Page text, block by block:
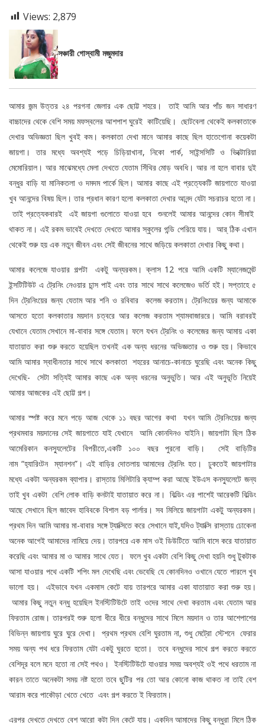
Views: 2,879
সঞ্চারী গোস্বামী মজুমদার
আমার জন্ম উত্তর ২৪ পরগনা জেলার এক ছোট্ট শহরে। তাই আমি আর পাঁচ জন সাধারণ
বাচ্চাদের থেকে বেশি সময় মফস্বলের আশপাশ ঘুরেই কাটিয়েছি। ছোটবেলা থেকেই কলকাতাকে
দেখার অভিজ্ঞতা ছিল খুবই কম। কলকাতা দেখা মানে আমার কাছে ছিল হাতেগোনা কয়েকটা
জায়গা। তার মধ্যে অবশ্যই পড়ে চিড়িয়াখানা, নিকো পার্ক, সাইন্সসিটি ও ভিক্টোরিয়া
মেমোরিয়াল। আর মাঝেমধ্যে মেলা দেখতে যেতাম সিঁথির মোড় অবধি। আর না হলে বাবার দুই
বন্ধুর বাড়ি যা মানিকতলা ও দমদম পার্কে ছিল। আমার কাছে এই প্রত্যেকটি জায়গাতে যাওয়া
খুব আনন্দের বিষয় ছিল। তার প্রধান কারণ হলো কলকাতা দেখার আনন্দ যেটা সচরাচর হতো না।
তাই প্রত্যেকবারই এই জায়গা গুলোতে যাওয়া হবে শুনলেই আমার আনন্দের কোন সীমাই
থাকত না। এই রকম ভাবেই দেখতে দেখতে আমার স্কুলের গন্ডি পেরিয়ে যায়। আর্ ঠিক এখান
থেকেই শুরু হয় এক নতুন জীবন এবং সেই জীবনের সাথে জড়িয়ে কলকাতা দেখার কিছু কথা।
আমার কলেজে যাওয়ার গল্পটা একটু অন্যরকম। ক্লাস 12 পরে আমি একটি ম্যানেজমেন্ট
ইন্সটিটিউট এ ট্রেনিং নেওয়ার চান্স পাই এবং তার সাথে সাথে কলেজেও ভর্তি হই। সপ্তাহে ৫
দিন ট্রেনিংয়ের জন্য যেতাম আর শনি ও রবিবার কলেজ করতাম। ট্রেনিংয়ের জন্য আমাকে
আসতে হতো কলকাতার ময়দান চত্বরে আর কলেজ করতাম শ্যামবাজাররে। আমি বরাবরই
যেখানে যেতাম সেখানে মা-বাবার সঙ্গে যেতাম। ফলে যখন ট্রেনিং ও কলেজের জন্য আমায় একা
যাতায়াত করা শুরু করতে হয়েছিল তখনই এক অন্য ধরনের অভিজ্ঞতার ও শুরু হয়। কিভাবে
আমি আমার স্বাধীনতার সাথে সাথে কলকাতা শহরের আনাচে-কানাচে ঘুরেছি এবং অনেক কিছু
দেখেছি- সেটা সত্যিই আমার কাছে এক অন্য ধরনের অনুভুতি। আর এই অনুভূতি নিয়েই
আমার আজকের এই ছোট্ট গল্প।
আমার স্পষ্ট করে মনে পড়ে আজ থেকে ১১ বছর আগের কথা যখন আমি ট্রেনিংয়ের জন্য
প্রথমবার ময়দানের সেই জায়গাতে যাই যেখানে আমি কোনদিনও যাইনি। জায়গাটা ছিল ঠিক
আমেরিকান কনস্যুলেটের বিপরীতে,একটি ১০০ বছর পুরনো বাড়ি। সেই বাড়িটির
নাম “হ‍্যারিংটন ম্যানশন”। এই বাড়ির দোতলায় আমাদের ট্রেনিং হত। ঢুকতেই জায়গাটার
মধ্যে একটা অন্যরকম ব্যাপার। রাস্তায় মিলিটারি ক্যাম্প করা আছে ইউএস কনস্যুলেটে জন্য
তাই খুব একটা বেশি লোক বাড়ি কনটাই যাতায়াত করে না। বিল্ডিং এর পাশেই আরেকটি বিল্ডিং
আছে সেখানে ছিল জাবেদ হাবিবকে বিশাল বড় পার্লার। সব মিলিয়ে জায়গাটা একটু অন্যরকম।
প্রথম দিন আমি আমার মা-বাবার সঙ্গে ট্যাক্সিতে করে সেখানে যাই,যদিও ট্যাক্সি রাস্তায় ঢোকেনা
অনেক আগেই আমাদের নামিয়ে দেয়। তারপরে এক মাস ওই ডিউটিতে আমি বাসে করে যাতায়াত
করেছি এবং আমার মা ও আমার সাথে যেত। ফলে খুব একটা বেশি কিছু দেখা হয়নি শুধু টুকটাক
আসা যাওয়ার পথে একটি শপিং মল দেখেছি এবং ভেবেছি যে কোনদিনও ওখানে যেতে পারলে খুব
ভালো হয়। এইভাবে যখন একমাস কেটে যায় তারপরে আমার একা যাতায়াত করা শুরু হয়।
আমার কিছু নতুন বন্ধু হয়েছিল ইনস্টিটিউটে তাই ওদের সাথে দেখা করতাম এবং যেতাম আর
ফিরতাম রোজ। তারপরই শুরু হলো ধীরে ধীরে বন্ধুদের সাথে মিলে ময়দান ও তার আশেপাশের
বিভিন্ন জায়গায় ঘুরে ঘুরে দেখা। প্রথম প্রথম বেশি ঘুরতাম না, শুধু মেট্রো স্টেশনে ফেরার
সময় অন্য পথ ধরে ফিরতাম যেটা একটু ঘুরতে হতো। তবে বন্ধুদের সাথে গল্প করতে করতে
বেশিদূর বলে মনে হতো না সেই পথও। ইনস্টিটিউটে যাওয়ার সময় অবশ্যই ওই পথে ধরতাম না
কারন তাতে অনেকটা সময় নষ্ট হতো তবে ছুটির পর তো আর কোনো কাজ থাকত না তাই বেশ
আরাম করে পাকৌড়া খেতে খেতে এবং গল্প করতে ই ফিরতাম।
এরপর দেখতে দেখতে বেশ আরো কটা দিন কেটে যায়। একদিন আমাদের কিছু বন্ধুরা মিলে ঠিক